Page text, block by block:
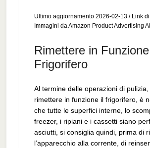
Ultimo aggiornamento 2026-02-13 / Link
Immagini da Amazon Product Advertising
Rimettere in
Frigorifero
Al termine delle operazioni di
rimettere in funzione il frigorifero, è
che tutte le superfici interne, lo
freezer, i ripiani e i cassetti siano
asciutti, si consiglia quindi, prima di
l’apparecchio alla corrente, di